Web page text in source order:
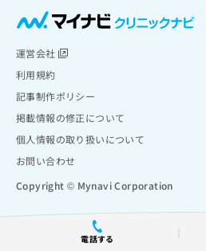
電話する
運営会社
利用規約
記事制作ポリシー
掲載情報の修正について
個人情報の取り扱いについて
お問い合わせ
Copyright © Mynavi Corporation